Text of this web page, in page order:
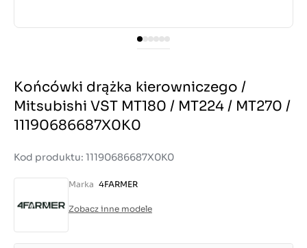
Końcówki drążka kierowniczego /
Mitsubishi VST MT180 / MT224 / MT270 /
11190686687X0K0
Kod produktu: 11190686687X0K0
Marka 4FARMER
Zobacz inne modele